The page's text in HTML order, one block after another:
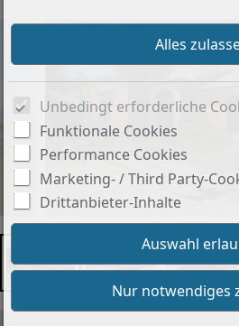
Unbedingt erforderliche
Funktionale Cookies
Performance Cookies
Marketing- / Third Party-
Drittanbieter-Inhalte